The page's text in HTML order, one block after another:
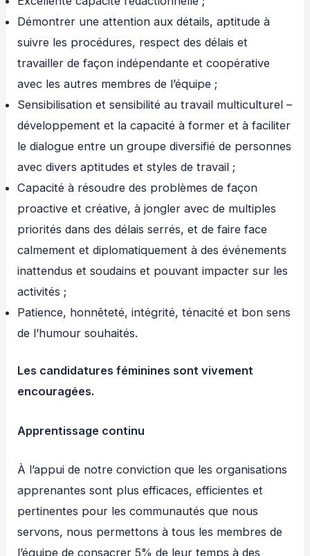
Démontrer une attention aux détails, aptitude à
suivre les procédures, respect des délais et
travailler de façon indépendante et coopérative
avec les autres membres de l’équipe ;
Sensibilisation et sensibilité au travail multiculturel –
développement et la capacité à former et à faciliter
le dialogue entre un groupe diversifié de personnes
avec divers aptitudes et styles de travail ;
Capacité à résoudre des problèmes de façon
proactive et créative, à jongler avec de multiples
priorités dans des délais serrés, et de faire face
calmement et diplomatiquement à des événements
inattendus et soudains et pouvant impacter sur les
activités ;
Patience, honnêteté, intégrité, ténacité et bon sens
de l’humour souhaités.
Les candidatures féminines sont vivement
encouragées.
Apprentissage continu
À l’appui de notre conviction que les organisations
apprenantes sont plus efficaces, efficientes et
pertinentes pour les communautés que nous
servons, nous permettons à tous les membres de
l’équipe de consacrer 5% de leur temps à des